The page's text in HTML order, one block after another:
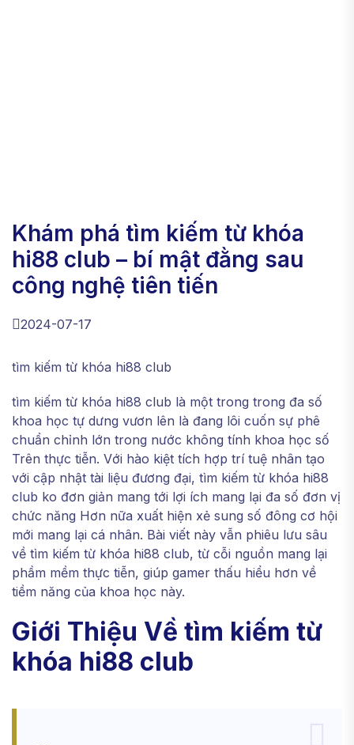
khám phá tìm kiếm từ khóa
hi88 club – bí mật đằng sau
công nghệ tiên tiến
2024-07-17
tìm kiếm từ khóa hi88 club
tìm kiếm từ khóa hi88 club là một trong trong đa số
khoa học tự dưng vươn lên là đang lôi cuốn sự phê
chuẩn chỉnh lớn trong nước không tính khoa học số
Trên thực tiễn. Với hào kiệt tích hợp trí tuệ nhân tạo
với cập nhật tài liệu đương đại, tìm kiếm từ khóa hi88
club ko đơn giản mang tới lợi ích mang lại đa số đơn vị
chức năng Hơn nữa xuất hiện xẻ sung số đông cơ hội
mới mang lại cá nhân. Bài viết này vẫn phiêu lưu sâu
về tìm kiếm từ khóa hi88 club, từ cỗi nguồn mang lại
phầm mềm thực tiễn, giúp gamer thấu hiểu hơn về
tiềm năng của khoa học này.
Giới Thiệu Về tìm kiếm từ
khóa hi88 club